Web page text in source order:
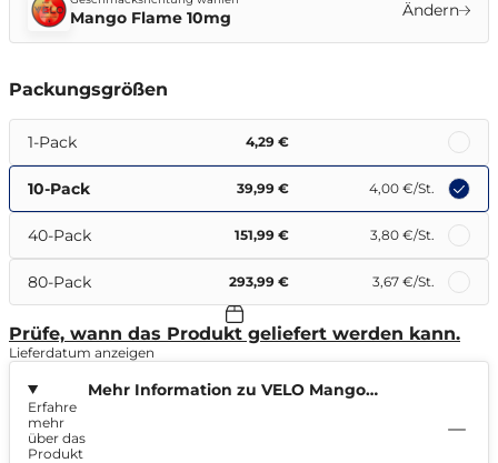
Mango Flame 10mg Ändern
Packungsgrößen
1-Pack 4,29 €
10-Pack 39,99 € 4,00 €/St.
40-Pack 151,99 € 3,80 €/St.
80-Pack 293,99 € 3,67 €/St.
Prüfe, wann das Produkt geliefert werden kann.
Lieferdatum anzeigen
Mehr Information zu VELO Mango
Erfahre
mehr
über das
Produkt